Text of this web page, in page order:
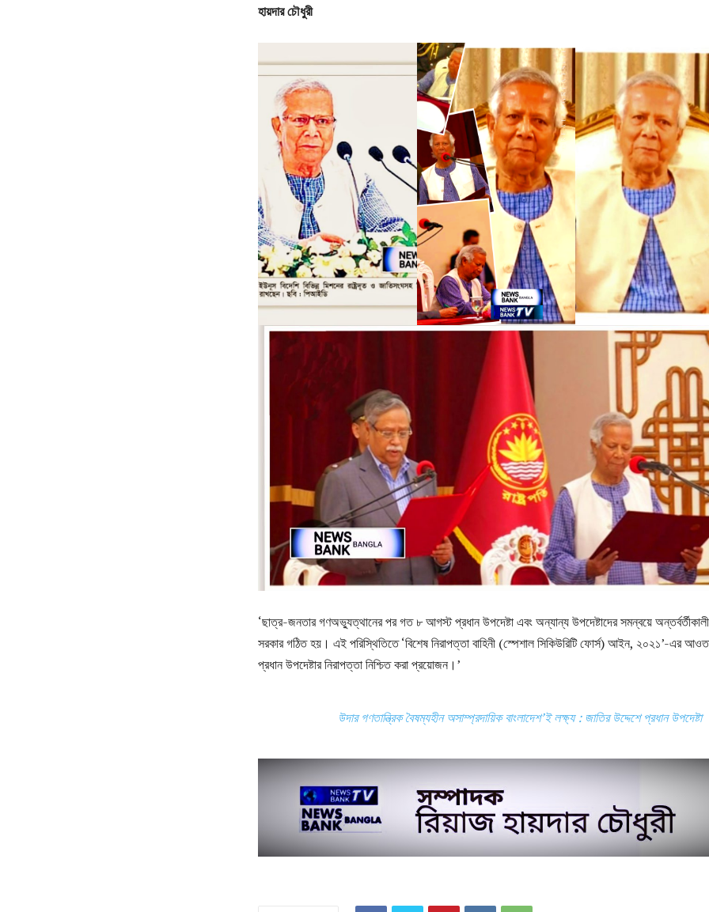
হায়দার চৌধুরী
‘ছাত্র-জনতার গণঅভ্যুত্থানের পর গত ৮ আগস্ট প্রধান উপদেষ্টা এবং অন্যান্য উপদেষ্টাদের সমন্বয়ে
সরকার গঠিত হয়। এই পরিস্থিতিতে ‘বিশেষ নিরাপত্তা বাহিনী (স্পেশাল সিকিউরিটি ফোর্স) আইন, ২০২১’-এর
প্রধান উপদেষ্টার নিরাপত্তা নিশ্চিত করা প্রয়োজন।’
উদার গণতান্ত্রিক বৈষম্যহীন অসাম্প্রদায়িক বাংলাদেশ’ই লক্ষ্য : জাতির উদ্দেশে প্রধান উপদেষ্টা